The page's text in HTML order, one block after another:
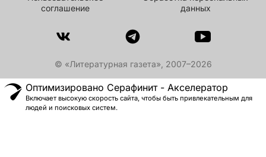
соглашение
данных
© «Литературная газета», 2007–2026
Оптимизировано Серафинит - Акселератор
Включает высокую скорость сайта, чтобы быть привлекательным для
людей и поисковых систем.